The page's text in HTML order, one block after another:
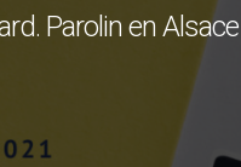
Parolin en